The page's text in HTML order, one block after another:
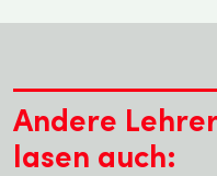
Andere
lasen auch: